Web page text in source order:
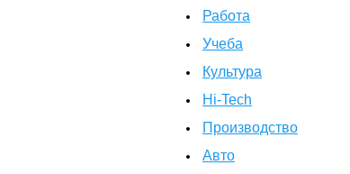
Работа
Учеба
Культура
Hi-Tech
Производство
Авто